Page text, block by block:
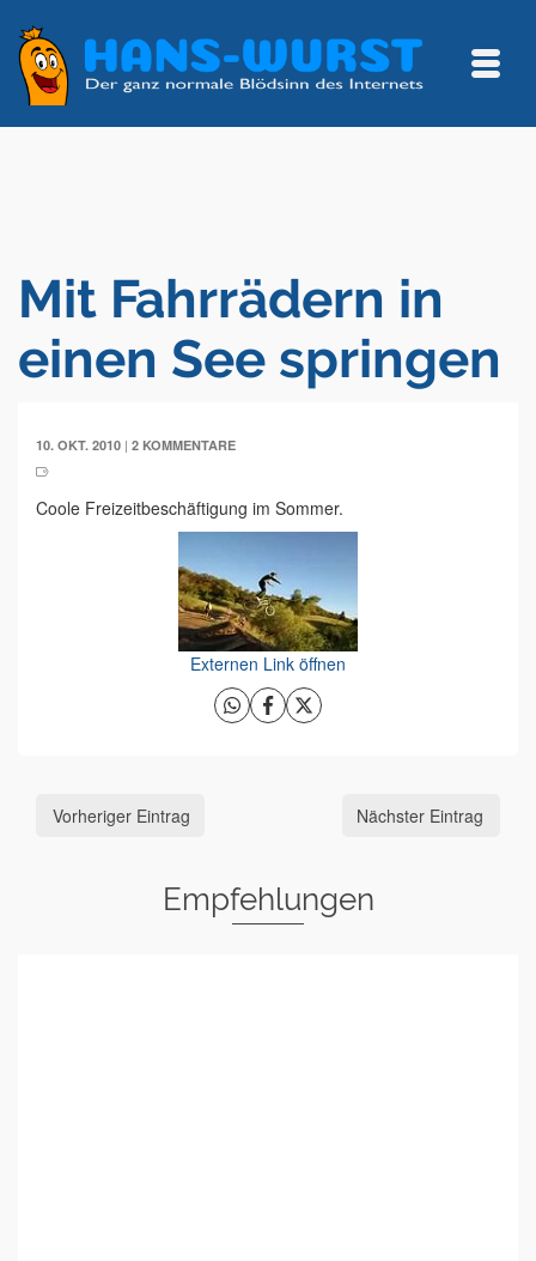
Mit Fahrrädern in
einen See springen
10. OKT. 2010 | 2 KOMMENTARE
Coole Freizeitbeschäftigung im Sommer.
Externen Link öffnen
Vorheriger Eintrag Nächster Eintrag
Empfehlungen